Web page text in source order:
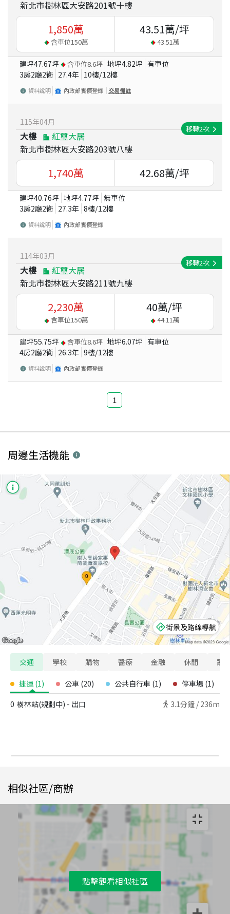
新北市樹林區大安路201號十樓
1,850萬
含車位150萬
43.51萬/坪
43.51萬
建坪47.67坪 含車位8.6坪 地坪4.82坪 有車位
3房2廳2衛 27.4年 10樓/12樓
資料說明 內政部實價登錄 交易備註
115年04月
大樓
紅璽大居
新北市樹林區大安路203號八樓
移轉2次
1,740萬 42.68萬/坪
建坪40.76坪 地坪4.77坪 無車位
3房2廳2衛 27.3年 8樓/12樓
資料說明 內政部實價登錄
114年03月
大樓
紅璽大居
新北市樹林區大安路211號九樓
移轉2次
2,230萬
含車位150萬
40萬/坪
44.11萬
建坪55.75坪 含車位8.6坪 地坪6.07坪 有車位
4房2廳2衛 26.3年 9樓/12樓
資料說明 內政部實價登錄
1
周邊生活機能
街景及路線導航
交通 學校 購物 醫療 金融 休閒 寵
捷運 (1) 公車 (20) 公共自行車 (1) 停車場 (1)
0 樹林站(規劃中) - 出口 3.1分鐘 / 236m
相似社區/商辦
點擊觀看相似社區